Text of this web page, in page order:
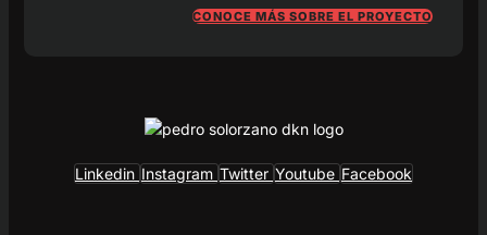
CONOCE MÁS SOBRE EL PROYECTO
Linkedin Instagram Twitter Youtube Facebook